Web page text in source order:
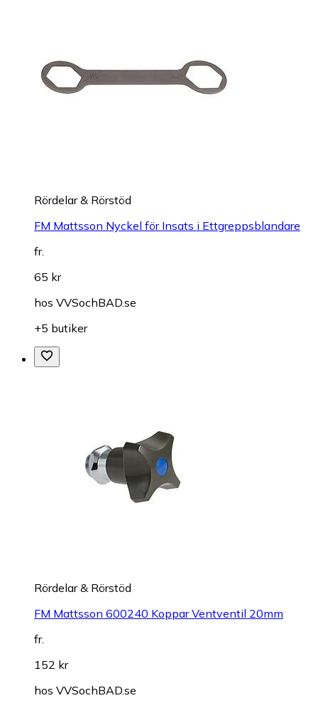
Rördelar & Rörstöd
FM Mattsson Nyckel för Insats i Ettgreppsblandare
fr.
65 kr
hos VVSochBAD.se
+5 butiker
Rördelar & Rörstöd
FM Mattsson 600240 Koppar Ventventil 20mm
fr.
152 kr
hos VVSochBAD.se